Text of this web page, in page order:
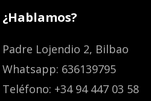
¿Hablamos?
Padre Lojendio 2, Bilbao
Whatsapp: 636139795
Teléfono: +34 94 447 03 58